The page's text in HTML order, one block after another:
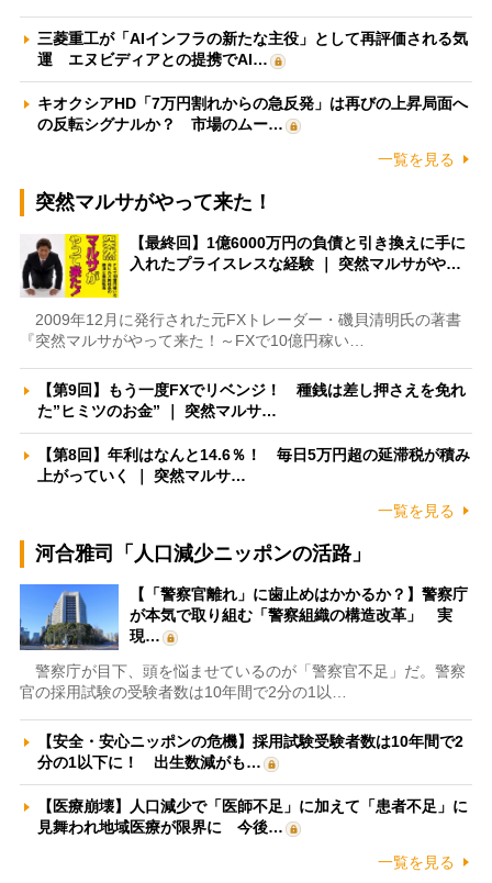
三菱重工が「AIインフラの新たな主役」として再評価される気
運 エヌビディアとの提携でAI…
キオクシアHD「7万円割れからの急反発」は再びの上昇局面へ
の反転シグナルか？ 市場のムー…
一覧を見る
突然マルサがやって来た！
【最終回】1億6000万円の負債と引き換えに手に
入れたプライスレスな経験 ｜ 突然マルサがや…
2009年12月に発行された元FXトレーダー・磯貝清明氏の著書
『突然マルサがやって来た！～FXで10億円稼い…
【第9回】もう一度FXでリベンジ！ 種銭は差し押さえを免れ
た”ヒミツのお金” ｜ 突然マルサ…
【第8回】年利はなんと14.6％！ 毎日5万円超の延滞税が積み
上がっていく ｜ 突然マルサ…
一覧を見る
河合雅司「人口減少ニッポンの活路」
【「警察官離れ」に歯止めはかかるか？】警察庁
が本気で取り組む「警察組織の構造改革」 実
現…
警察庁が目下、頭を悩ませているのが「警察官不足」だ。警察
官の採用試験の受験者数は10年間で2分の1以…
【安全・安心ニッポンの危機】採用試験受験者数は10年間で2
分の1以下に！ 出生数減がも…
【医療崩壊】人口減少で「医師不足」に加えて「患者不足」に
見舞われ地域医療が限界に 今後…
一覧を見る